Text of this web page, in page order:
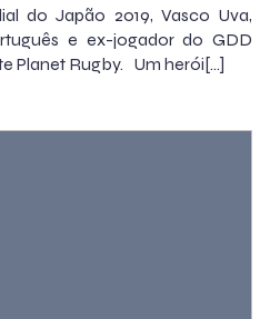
do Japão 2019, Vasco Uva,
e ex-jogador do GDD
Planet Rugby. Um herói[…]